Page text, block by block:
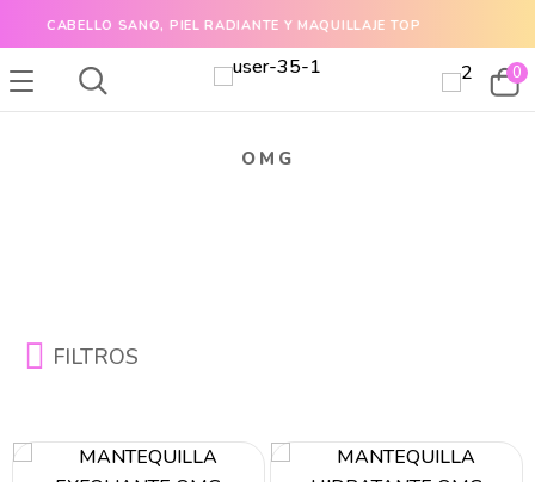
CABELLO SANO, PIEL RADIANTE Y MAQUILLAJE TOP
0
OMG
FILTROS